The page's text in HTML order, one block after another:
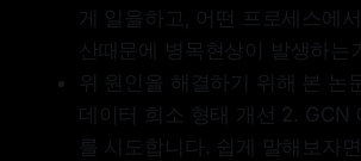
게 일을하고, 어떤 프로세스에
산때문에 병목현상이 발생하는
위 원인을 해결하기 위해 본 논
데이터 희소 형태 개선 2. GCN
를 시도합니다. 쉽게 말해보자